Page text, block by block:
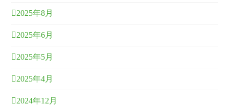
2025年8月
2025年6月
2025年5月
2025年4月
2024年12月